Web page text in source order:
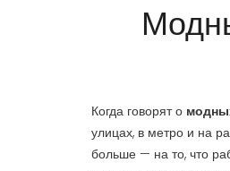
Когда говорят о
улицах, в метро и на
больше — на то, что